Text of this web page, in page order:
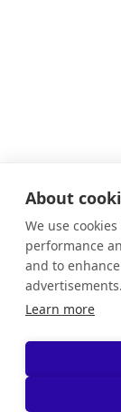
About
We use
performance
and to
advertisements.
Learn more